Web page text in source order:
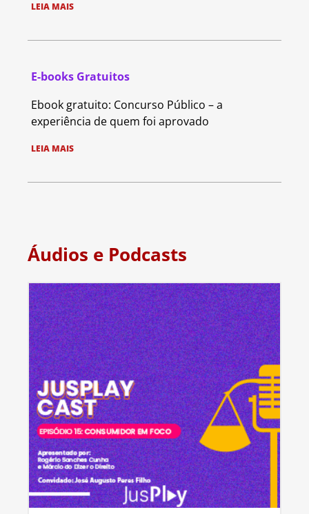
LEIA MAIS
E-books Gratuitos
Ebook gratuito: Concurso Público – a
experiência de quem foi aprovado
LEIA MAIS
Áudios e Podcasts